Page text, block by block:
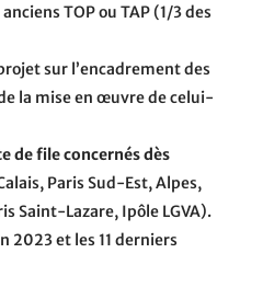
TOP ou TAP (1/3 des
sur l’encadrement des
la mise en œuvre de celui-
de file concernés dès
Paris Sud-Est, Alpes,
Saint-Lazare, Ipôle LGVA).
2023 et les 11 derniers